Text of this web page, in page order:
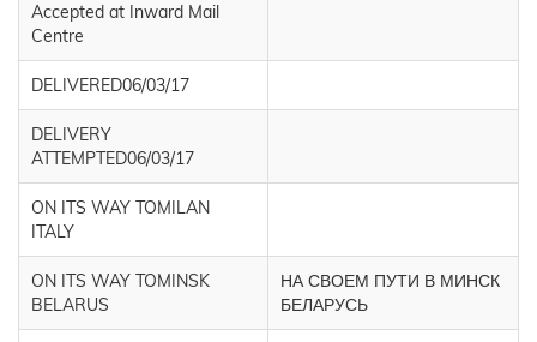
Accepted at Inward Mail
Centre
DELIVERED06/03/17
DELIVERY
ATTEMPTED06/03/17
ON ITS WAY TOMILAN
ITALY
ON ITS WAY TOMINSK
BELARUS
НА СВОЕМ ПУТИ В МИНСК
БЕЛАРУСЬ